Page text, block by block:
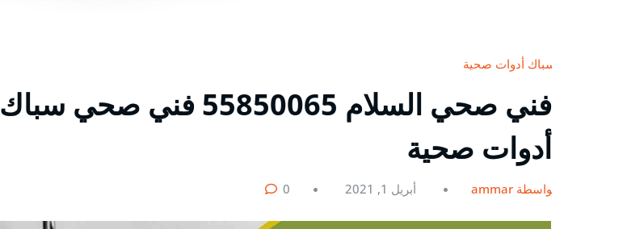
سباك أدوات صحية
فني صحي السلام 55850065 فني صحي سباك
أدوات صحية
بواسطة ammar أبريل 1, 2021 0